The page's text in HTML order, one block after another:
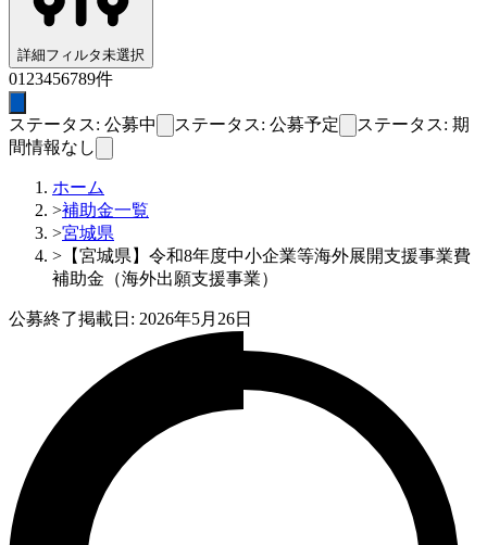
詳細フィルタ未選択
01 23456789件
ステータス: 公募中 ステータス: 公募予定
ステータス: 期
間情報なし
ホーム
>補助金一覧
>宮城県
> 【宮城県】令和8年度中小企業等海外展開支援事業費
補助金（海外出願支援事業）
公募終了掲載日: 2026年5月26日